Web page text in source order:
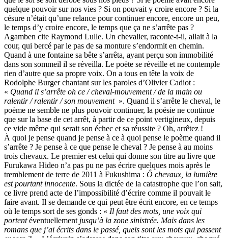
quelque pouvoir sur nos vies ? Si on pouvait y croire encore ? Si la
césure n’était qu’une relance pour continuer encore, encore un peu,
le temps d’y croire encore, le temps que ça ne s’arrête pas ?
Agamben cite Raymond Lulle. Un chevalier, raconte-t-il, allait à la
cour, qui bercé par le pas de sa monture s’endormit en chemin.
Quand à une fontaine sa bête s’arrêta, ayant perçu son immobilité
dans son sommeil il se réveilla. Le poète se réveille et ne contemple
rien d’autre que sa propre voix. On a tous en tête la voix de
Rodolphe Burger chantant sur les paroles d’Olivier Cadiot :
« Quand il s’arrête oh ce / cheval-mouvement / de la main ou
ralentir / ralentir / son mouvement ». Quand il s’arrête le cheval, le
poème ne semble ne plus pouvoir continuer, la poésie ne continue
que sur la base de cet arrêt, à partir de ce point vertigineux, depuis
ce vide même qui serait son échec et sa réussite ? Oh, arrêtez !
À quoi je pense quand je pense à ce à quoi pense le poème quand il
s’arrête ? Je pense à ce que pense le cheval ? Je pense à au moins
trois chevaux. Le premier est celui qui donne son titre au livre que
Furukawa Hideo n’a pas pu ne pas écrire quelques mois après le
tremblement de terre de 2011 à Fukushima : Ô chevaux, la lumière
est pourtant innocente. Sous la dictée de la catastrophe que l’on sait,
ce livre prend acte de l’impossibilité d’écrire comme il pouvait le
faire avant. Il se demande ce qui peut être écrit encore, en ce temps
où le temps sort de ses gonds : « Il faut des mots, une voix qui
portentéventuellementjusqu’à la zone sinistrée. Mais dans les
romans que j’ai écrits dans le passé, quels sont les mots qui passent